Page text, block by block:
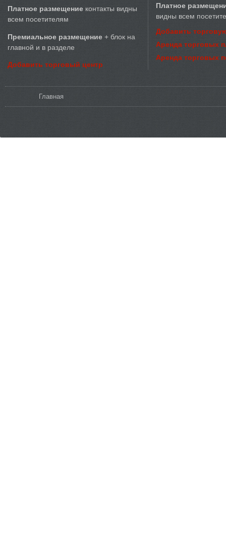
Платное размещение контакты видны
всем посетителям
Премиальное размещение + блок на
главной и в разделе
Добавить торговый центр
Платное
видны всем
Добавить
Аренда торговых
Аренда торговых
Главная